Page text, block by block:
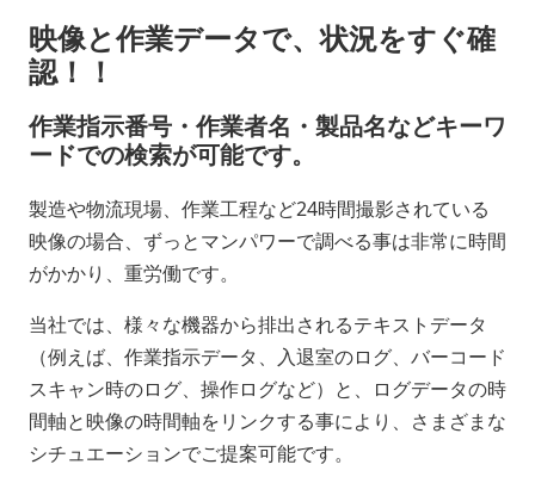
映像と作業データで、状況をすぐ確
認！！
作業指示番号・作業者名・製品名などキーワ
ードでの検索が可能です。
製造や物流現場、作業工程など24時間撮影されている
映像の場合、ずっとマンパワーで調べる事は非常に時間
がかかり、重労働です。
当社では、様々な機器から排出されるテキストデータ
（例えば、作業指示データ、入退室のログ、バーコード
スキャン時のログ、操作ログなど）と、ログデータの時
間軸と映像の時間軸をリンクする事により、さまざまな
シチュエーションでご提案可能です。